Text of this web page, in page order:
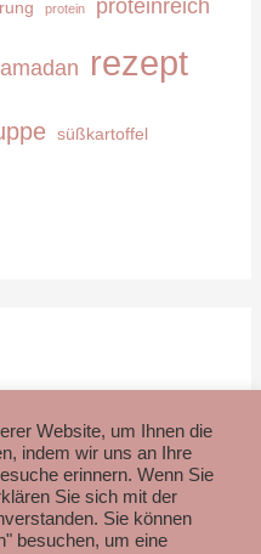
protein proteinreich
rezept
süßkartoffel
Disclaimer
Website, um Ihnen die
indem wir uns an Ihre
erinnern. Wenn Sie
Sie sich mit der
Sie können
besuchen, um eine